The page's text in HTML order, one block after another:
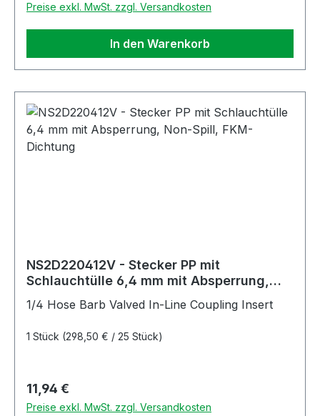
Preise exkl. MwSt. zzgl. Versandkosten
In den Warenkorb
NS2D220412V - Stecker PP mit
Schlauchtülle 6,4 mm mit Absperrung,
1/4 Hose Barb Valved In-Line Coupling Insert
1 Stück (298,50 € / 25 Stück)
Regulärer Preis:
11,94 €
Preise exkl. MwSt. zzgl. Versandkosten